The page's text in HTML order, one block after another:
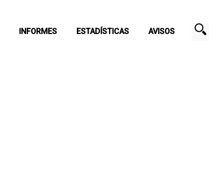
INFORMES ESTADÍSTICAS AVISOS